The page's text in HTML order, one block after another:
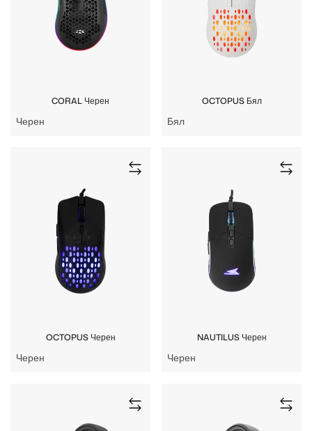
CORAL Черен
Черен
OCTOPUS Бял
Бял
OCTOPUS Черен
Черен
NAUTILUS Черен
Черен